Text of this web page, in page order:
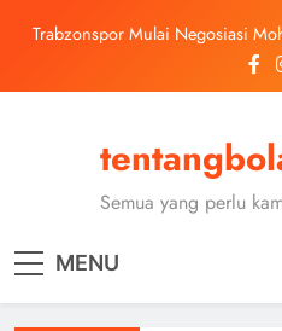
Trabzonspor Mulai Negosiasi
Medis Dijadwalkan 5 Agustus
Malang United U-13 Juara Piala
2026, Siap Tatap Putaran Provinsi
Dilaporkan Pecahkan Rekor
Ter Stegen Resmi Gabung Ajax
Pinjaman dari Barcelona
Medis Dijadwalkan 5 Agustus
Malang United U-13 Juara Piala
2026, Siap Tatap Putaran Provinsi
Semua yang perlu
MENU